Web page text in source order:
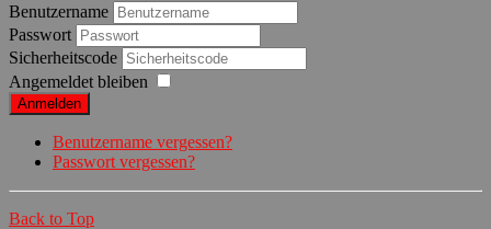
Benutzername
Passwort
Sicherheitscode
Angemeldet bleiben
Anmelden
Benutzername vergessen?
Passwort vergessen?
Back to Top